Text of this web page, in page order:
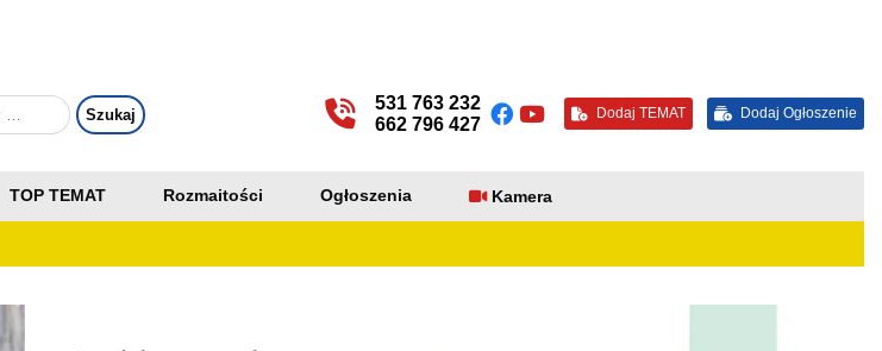
531 763 232
662 796 427
Dodaj TEMAT Dodaj Ogłoszenie
TOP TEMAT Rozmaitości Ogłoszenia Kamera